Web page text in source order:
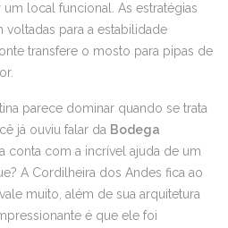
local funcional. As estratégias
para a estabilidade
transfere o mosto para pipas de
parece dominar quando se trata
já ouviu falar da Bodega
conta com a incrível ajuda de um
A Cordilheira dos Andes fica ao
muito, além de sua arquitetura
é que ele foi